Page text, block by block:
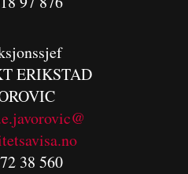
ERIKSTAD
38 560